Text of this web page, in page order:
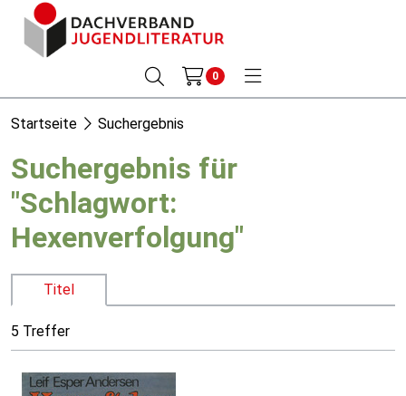
0
Startseite Suchergebnis
Suchergebnis für
"Schlagwort:
Hexenverfolgung"
Titel
5 Treffer